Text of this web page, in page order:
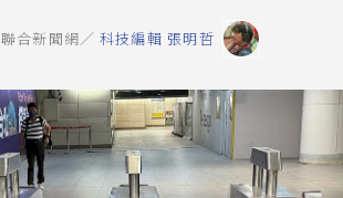
聯合新聞網／ 科技編輯 張明哲